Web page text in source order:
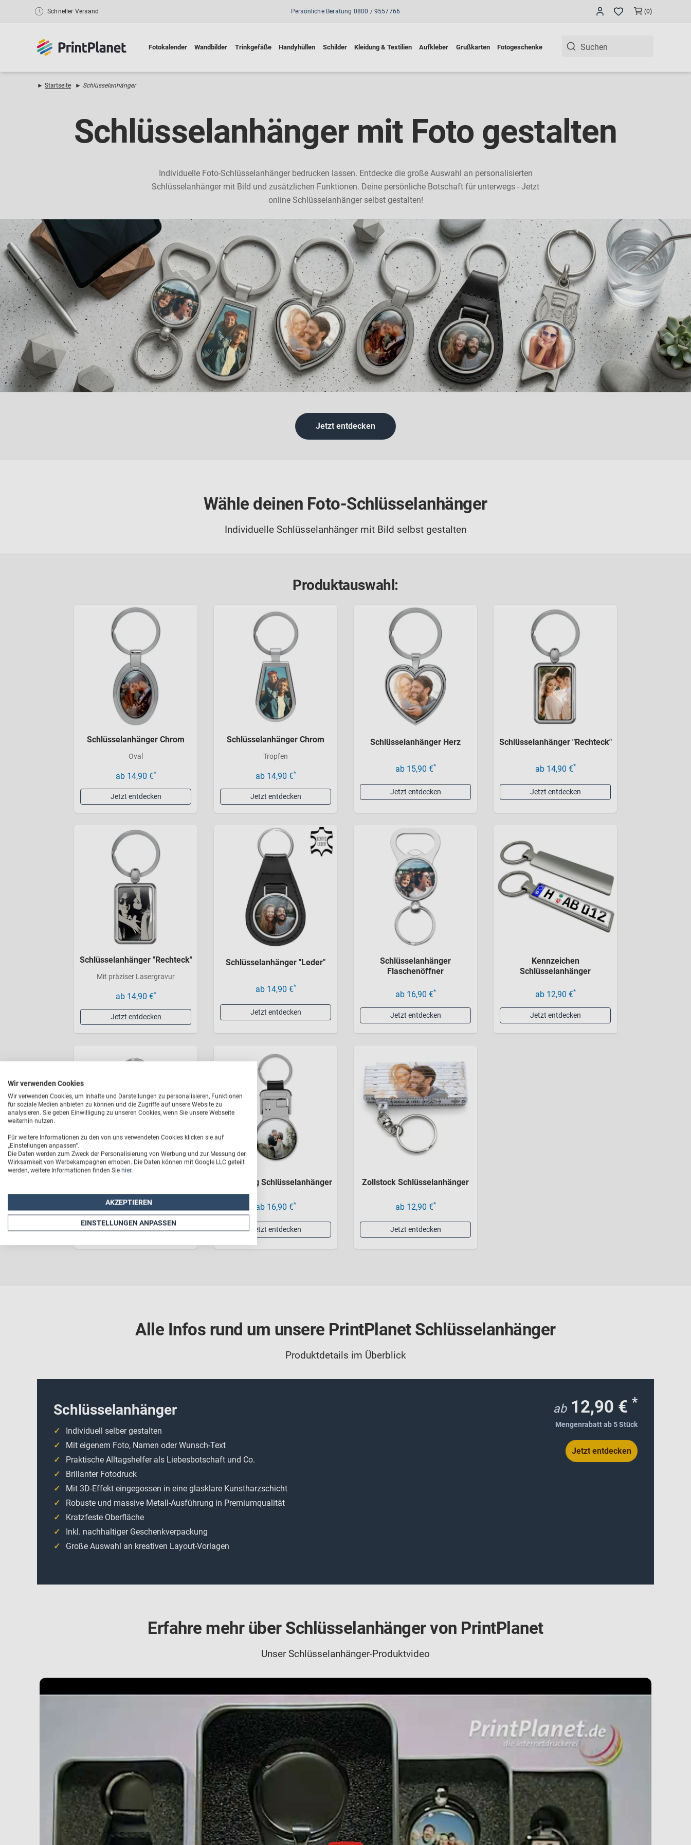
Schneller Versand (0)
Fotokalender Wandbilder Trinkgefäße Handyhüllen Schilder Kleidung & Textilien Aufkleber Grußkarten Fotogeschenke
Persönliche Beratung 0800 / 9557766
► Startseite ► Schlüsselanhänger
Schlüsselanhänger mit Foto gestalten
Individuelle Foto-Schlüsselanhänger bedrucken lassen. Entdecke die große Auswahl an personalisierten
Schlüsselanhänger mit Bild und zusätzlichen Funktionen. Deine persönliche Botschaft für unterwegs - Jetzt
online Schlüsselanhänger selbst gestalten!
Jetzt entdecken
Wähle deinen Foto-Schlüsselanhänger
Individuelle Schlüsselanhänger mit Bild selbst gestalten
Produktauswahl:
Schlüsselanhänger Chrom
Oval
ab 14,90 €*
Jetzt entdecken
Schlüsselanhänger Chrom
Tropfen
ab 14,90 €*
Jetzt entdecken
Schlüsselanhänger Herz
ab 15,90 €*
Jetzt entdecken
Schlüsselanhänger "Rechteck"
ab 14,90 €*
Jetzt entdecken
Schlüsselanhänger "Rechteck"
Mit präziser Lasergravur
ab 14,90 €*
Jetzt entdecken
Schlüsselanhänger "Leder"
ab 14,90 €*
Jetzt entdecken
Schlüsselanhänger
Flaschenöffner
ab 16,90 €*
Jetzt entdecken
Kennzeichen
Schlüsselanhänger
ab 12,90 €*
Jetzt entdecken
ab 14,90 €*
Jetzt entdecken
Feuerzeug Schlüsselanhänger
ab 16,90 €*
Jetzt entdecken
Zollstock Schlüsselanhänger
ab 12,90 €*
Jetzt entdecken
Alle Infos rund um unsere PrintPlanet Schlüsselanhänger
Produktdetails im Überblick
Schlüsselanhänger
Individuell selber gestalten
Mit eigenem Foto, Namen oder Wunsch-Text
Praktische Alltagshelfer als Liebesbotschaft und Co.
Brillanter Fotodruck
Mit 3D-Effekt eingegossen in eine glasklare Kunstharzschicht
Robuste und massive Metall-Ausführung in Premiumqualität
Kratzfeste Oberfläche
Inkl. nachhaltiger Geschenkverpackung
Große Auswahl an kreativen Layout-Vorlagen
ab 12,90 € *
Mengenrabatt ab 5 Stück
Jetzt entdecken
Erfahre mehr über Schlüsselanhänger von PrintPlanet
Unser Schlüsselanhänger-Produktvideo
Wir verwenden Cookies
Wir verwenden Cookies, um Inhalte und Darstellungen zu personalisieren, Funktionen
für soziale Medien anbieten zu können und die Zugriffe auf unsere Website zu
analysieren. Sie geben Einwilligung zu unseren Cookies, wenn Sie unsere Webseite
weiterhin nutzen.
Für weitere Informationen zu den von uns verwendeten Cookies klicken sie auf
„Einstellungen anpassen“.
Die Daten werden zum Zweck der Personalisierung von Werbung und zur Messung der
Wirksamkeit von Werbekampagnen erhoben. Die Daten können mit Google LLC geteilt
werden, weitere Informationen finden Sie hier.
AKZEPTIEREN
EINSTELLUNGEN ANPASSEN